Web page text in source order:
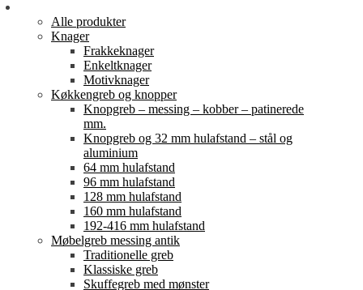
Alle produkter
Knager
Frakkeknager
Enkeltknager
Motivknager
Køkkengreb og knopper
Knopgreb – messing – kobber – patinerede
mm.
Knopgreb og 32 mm hulafstand – stål og
aluminium
64 mm hulafstand
96 mm hulafstand
128 mm hulafstand
160 mm hulafstand
192-416 mm hulafstand
Møbelgreb messing antik
Traditionelle greb
Klassiske greb
Skuffegreb med mønster